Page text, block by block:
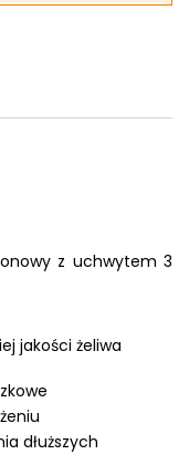
z uchwytem 3
jakości żeliwa
dłuższych